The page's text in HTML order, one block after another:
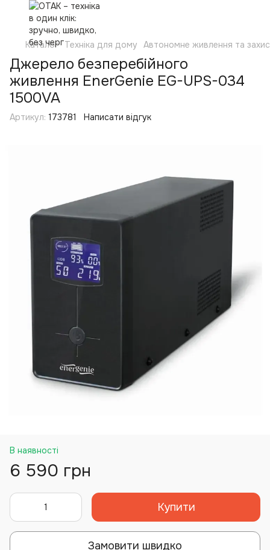
Каталог Техніка для дому Автономне живлення та
Джерело безперебійного
живлення EnerGenie EG-UPS-034
1500VA
Артикул: 173781 Написати відгук
В наявності
6 590 грн
Купити
Замовити швидко